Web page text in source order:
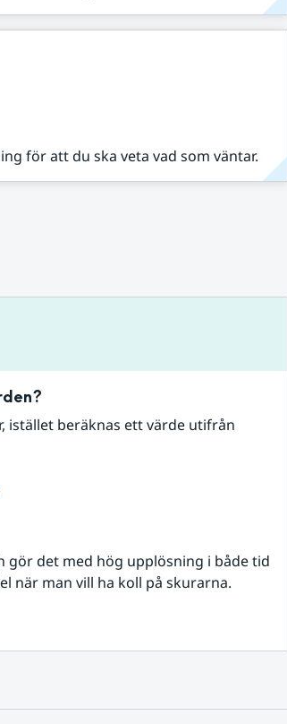
för att du ska veta vad som väntar.
istället beräknas ett värde utifrån
gör det med hög upplösning i både tid
när man vill ha koll på skurarna.